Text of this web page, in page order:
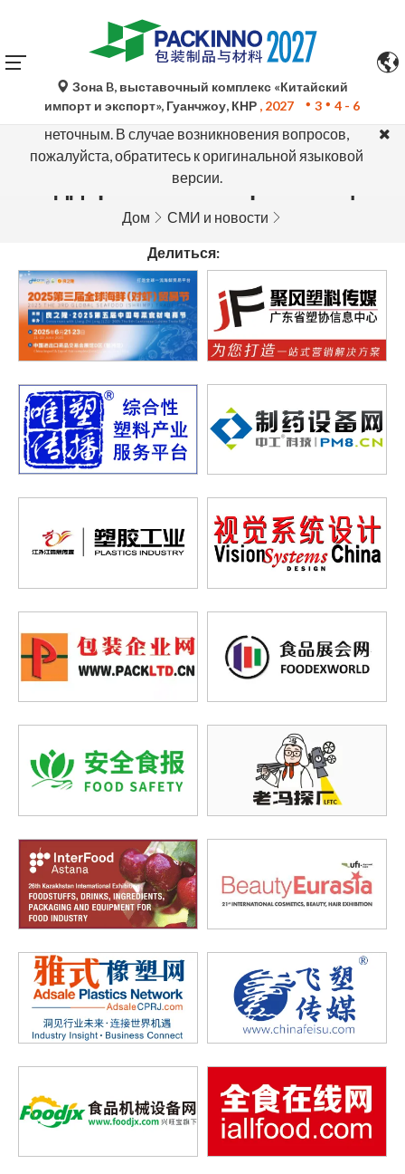
Автоматический перевод Google Translate носит
исключительно справочный характер и может быть
неточным. В случае возникновения вопросов,
пожалуйста, обратитесь к оригинальной языковой
версии.
Зона B, выставочный комплекс «Китайский
импорт и экспорт», Гуанчжоу, КНР , 2027 3 4 - 6
Поддержка СМИ и организаций
Дом СМИ и новости
Делиться: